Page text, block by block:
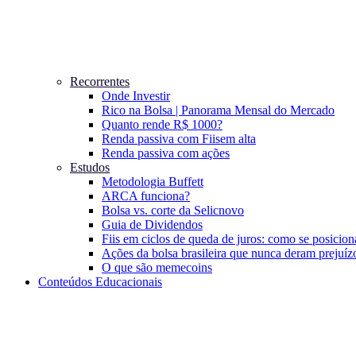
Recorrentes
Onde Investir
Rico na Bolsa | Panorama Mensal do Mercado
Quanto rende R$ 1000?
Renda passiva com Fiisem alta
Renda passiva com ações
Estudos
Metodologia Buffett
ARCA funciona?
Bolsa vs. corte da Selicnovo
Guia de Dividendos
Fiis em ciclos de queda de juros: como se
Ações da bolsa brasileira que nunca deram
O que são memecoins
Conteúdos Educacionais